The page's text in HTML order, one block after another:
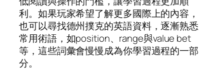
利。如果玩家希望了解更多國際上的內容，
也可以尋找德州撲克的英語資料，逐漸熟悉
常用術語，如position、range與value bet
等，這些詞彙會慢慢成為你學習過程的一部
分。